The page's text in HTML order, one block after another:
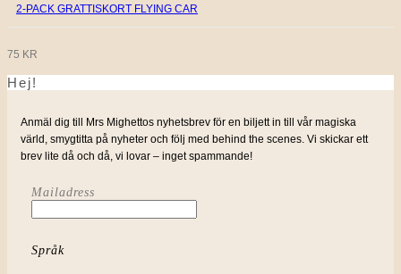
2-PACK GRATTISKORT FLYING CAR
75 KR
Hej!
Anmäl dig till Mrs Mighettos nyhetsbrev för en biljett in till vår magiska
värld, smygtitta på nyheter och följ med behind the scenes. Vi skickar ett
brev lite då och då, vi lovar – inget spammande!
Mailadress
Språk